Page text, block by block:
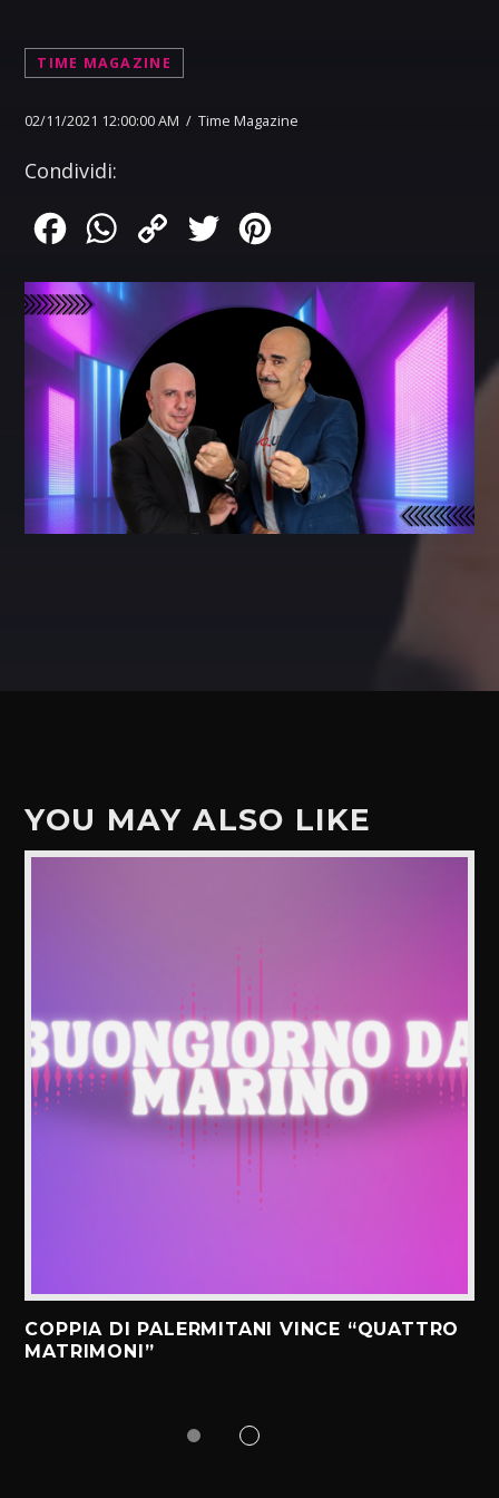
TIME MAGAZINE
02/11/2021 12:00:00 AM / Time Magazine
Condividi:
FacebookWhatsApp
Copy
Twitter
YOU MAY ALSO LIKE
COPPIA DI PALERMITANI VINCE “QUATTRO
MATRIMONI”